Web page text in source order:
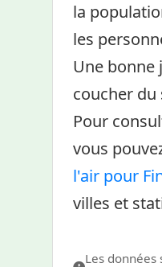
la
les
Une bonne
coucher
Pour
vous
l'air pour
villes et
Les